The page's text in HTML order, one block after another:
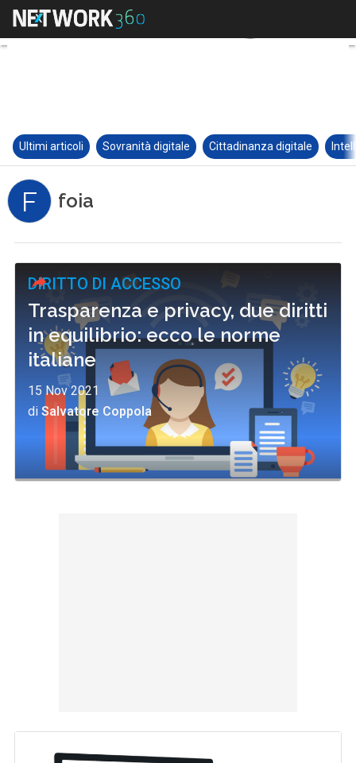
Ultimi articoli Sovranità digitale Cittadinanza digitale
F foia
DIRITTO DI ACCESSO
Trasparenza e privacy, due diritti
in equilibrio: ecco le norme
italiane
15 Nov 2021
diSalvatore Coppola